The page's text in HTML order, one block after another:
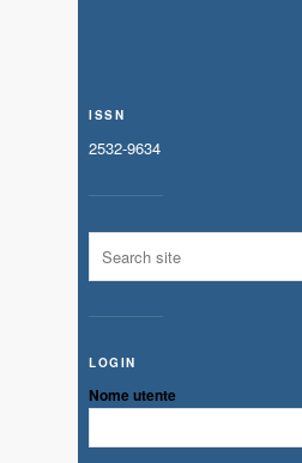
ISSN
2532-9634
LOGIN
Nome utente